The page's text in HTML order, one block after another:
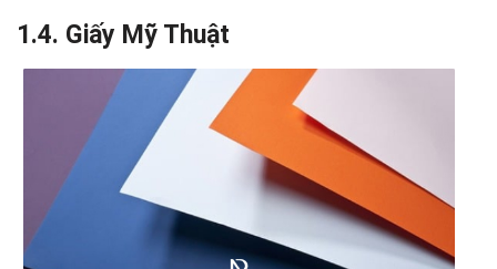
1.4. Giấy Mỹ Thuật